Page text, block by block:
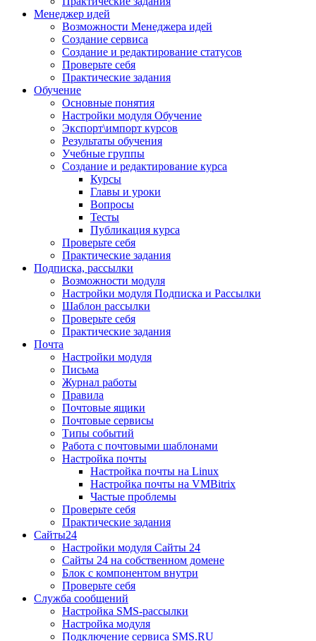
Менеджер идей
Возможности Менеджера идей
Создание сервиса
Создание и редактирование статусов
Проверьте себя
Практические задания
Обучение
Основные понятия
Настройки модуля Обучение
Экспорт\импорт курсов
Результаты обучения
Учебные группы
Создание и редактирование курса
Курсы
Главы и уроки
Вопросы
Тесты
Публикация курса
Проверьте себя
Практические задания
Подписка, рассылки
Возможности модуля
Настройки модуля Подписка и Рассылки
Шаблон рассылки
Проверьте себя
Практические задания
Почта
Настройки модуля
Письма
Журнал работы
Правила
Почтовые ящики
Почтовые сервисы
Типы событий
Работа с почтовыми шаблонами
Настройка почты
Настройка почты на Linux
Настройка почты на VMBitrix
Частые проблемы
Проверьте себя
Практические задания
Сайты24
Настройки модуля Сайты 24
Сайты 24 на собственном домене
Блок с компонентом внутри
Проверьте себя
Служба сообщений
Настройка SMS-рассылки
Настройка модуля
Подключение сервиса SMS.RU